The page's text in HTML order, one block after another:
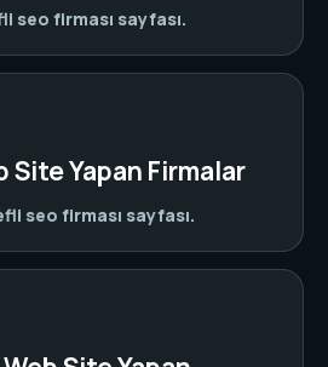
seo firması sayfası.
Site Yapan Firmalar
seo firması sayfası.